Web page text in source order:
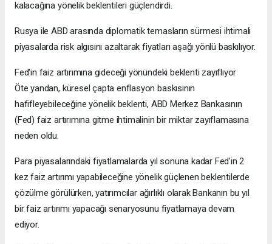
kalacağına yönelik beklentileri güçlendirdi.
Rusya ile ABD arasında diplomatik temasların sürmesi ihtimali
piyasalarda risk algısını azaltarak fiyatları aşağı yönlü baskılıyor.
Fed'in faiz artırımına gideceği yönündeki beklenti zayıflıyor
Öte yandan, küresel çapta enflasyon baskısının
hafifleyebileceğine yönelik beklenti, ABD Merkez Bankasının
(Fed) faiz artırımına gitme ihtimalinin bir miktar zayıflamasına
neden oldu.
Para piyasalarındaki fiyatlamalarda yıl sonuna kadar Fed'in 2
kez faiz artırımı yapabileceğine yönelik güçlenen beklentilerde
çözülme görülürken, yatırımcılar ağırlıklı olarak Bankanın bu yıl
bir faiz artırımı yapacağı senaryosunu fiyatlamaya devam
ediyor.